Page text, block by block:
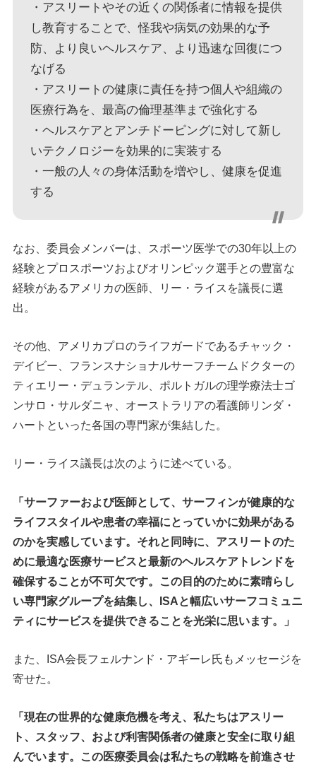
・アスリートやその近くの関係者に情報を提供
し教育することで、怪我や病気の効果的な予
防、より良いヘルスケア、より迅速な回復につ
なげる
・アスリートの健康に責任を持つ個人や組織の
医療行為を、最高の倫理基準まで強化する
・ヘルスケアとアンチドーピングに対して新し
いテクノロジーを効果的に実装する
・一般の人々の身体活動を増やし、健康を促進
する
なお、委員会メンバーは、スポーツ医学での30年以上の
経験とプロスポーツおよびオリンピック選手との豊富な
経験があるアメリカの医師、リー・ライスを議長に選
出。
その他、アメリカプロのライフガードであるチャック・
デイビー、フランスナショナルサーフチーム​​ドクターの
ティエリー・デュランテル、ポルトガルの理学療法士ゴ
ンサロ・サルダニャ、オーストラリアの看護師リンダ・
ハートといった各国の専門家が集結した。
リー・ライス議長は次のように述べている。
「サーファーおよび医師として、サーフィンが健康的な
ライフスタイルや患者の幸福にとっていかに効果がある
のかを実感しています。それと同時に、アスリートのた
めに最適な医療サービスと最新のヘルスケアトレンドを
確保することが不可欠です。この目的のために素晴らし
い専門家グループを結集し、ISAと幅広いサーフコミュニ
ティにサービスを提供できることを光栄に思います。」
また、ISA会長フェルナンド・アギーレ氏もメッセージを
寄せた。
「現在の世界的な健康危機を考え、私たちはアスリー
ト、スタッフ、および利害関係者の健康と安全に取り組
んでいます。この医療委員会は私たちの戦略を前進させ